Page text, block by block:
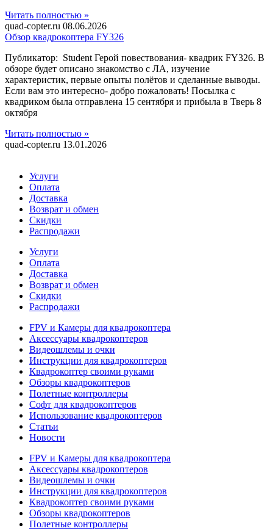
Читать полностью »
quad-copter.ru 08.06.2026
Обзор квадрокоптера FY326
Публикатор: Student Герой повествования- квадрик FY326. В
обзоре будет описано знакомство с ЛА, изучение
характеристик, первые опыты полётов и сделанные выводы.
Если вам это интересно- добро пожаловать! Посылка с
квадриком была отправлена 15 сентября и прибыла в Тверь 8
октября
Читать полностью »
quad-copter.ru 13.01.2026
Услуги
Оплата
Доставка
Возврат и обмен
Скидки
Распродажи
Услуги
Оплата
Доставка
Возврат и обмен
Скидки
Распродажи
FPV и Камеры для квадрокоптера
Аксессуары квадрокоптеров
Видеошлемы и очки
Инструкции для квадрокоптеров
Квадрокоптер своими руками
Обзоры квадрокоптеров
Полетные контроллеры
Софт для квадрокоптеров
Использование квадрокоптеров
Статьи
Новости
FPV и Камеры для квадрокоптера
Аксессуары квадрокоптеров
Видеошлемы и очки
Инструкции для квадрокоптеров
Квадрокоптер своими руками
Обзоры квадрокоптеров
Полетные контроллеры